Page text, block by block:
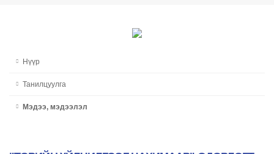
Нүүр
Танилцуулга
Мэдээ, мэдээлэл